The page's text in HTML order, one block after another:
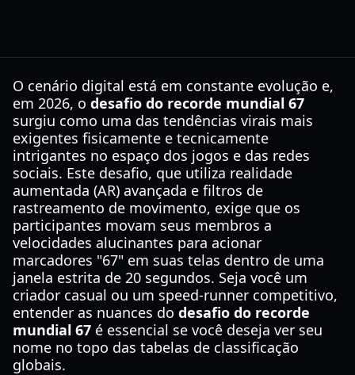
O cenário digital está em constante evolução e,
em 2026, o desafio do recorde mundial 67
surgiu como uma das tendências virais mais
exigentes fisicamente e tecnicamente
intrigantes no espaço dos jogos e das redes
sociais. Este desafio, que utiliza realidade
aumentada (AR) avançada e filtros de
rastreamento de movimento, exige que os
participantes movam seus membros a
velocidades alucinantes para acionar
marcadores "67" em suas telas dentro de uma
janela estrita de 20 segundos. Seja você um
criador casual ou um speed-runner competitivo,
entender as nuances do desafio do recorde
mundial 67 é essencial se você deseja ver seu
nome no topo das tabelas de classificação
globais.